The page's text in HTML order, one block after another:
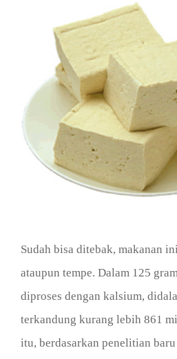
Sudah bisa ditebak, makanan
ataupun tempe. Dalam 125
diproses dengan kalsium,
terkandung kurang lebih 861
itu, berdasarkan penelitian